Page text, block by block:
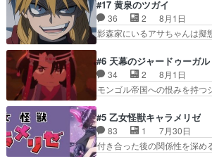
の！？クレアさん探偵すぎ
は草なんよ。んで、あん…
が探偵事務所の仲間に…
鬼龍院家から初めて学校に
ト攻撃ヤバすぎるwwwヴ
プライズの、これまでの
んへ…もう中学生な… 梅原
での誕生プレゼン… なよな
梅ちゃんがた…
#17 黄泉のツガイ
36 2
8月1日
影森家にいるアサちゃん
にアサはいなかった逆にガ
当主が際限なくツガイを増
うガブちゃんさんの悲鳴
た時から伏線が張られて
い筈のガブちゃん、アキオ
あって、最終的に嫌な終わ
量のツガイに何事かと思…
#6 天幕のジャードゥーガル
34 2
8月1日
モンゴル帝国への恨みを
タイの妃になってもその心
ネの過去、宝石だった彼女
の過去、、辛かった、、
良い人でも、女は宝石で
#5 乙女怪獣キャラメリゼ
83 1
7月30日
付き合った後の関係性を